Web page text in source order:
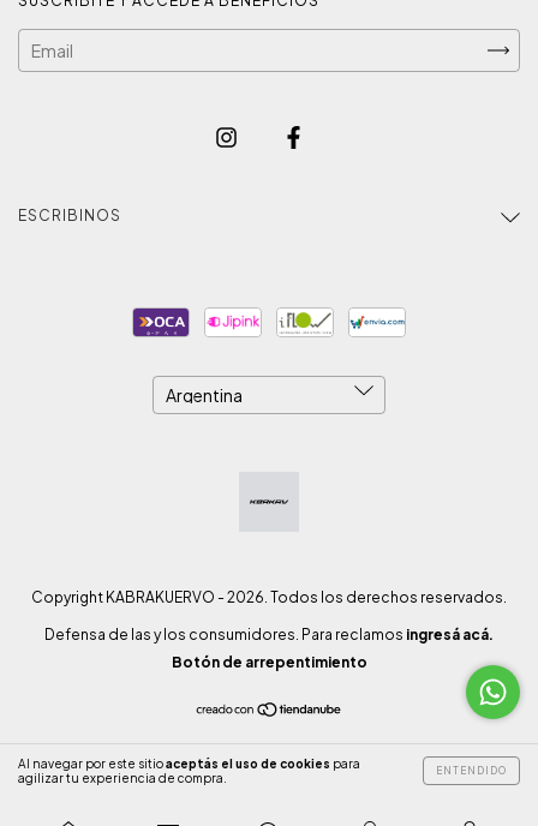
Al navegar por este sitioaceptás el uso de cookies para
agilizar tu experiencia de compra.
ENTENDIDO
ESCRIBINOS
Copyright KABRAKUERVO - 2026. Todos los derechos reservados.
Defensa de las y los consumidores. Para reclamos ingresá acá.
Botón de arrepentimiento